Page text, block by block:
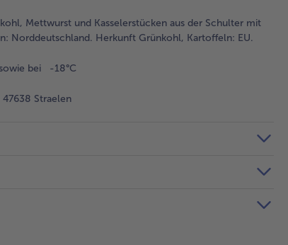
Mettwurst und Kasselerstücken aus der Schulter mit
Norddeutschland. Herkunft Grünkohl, Kartoffeln: EU.
bei -18°C
Straelen